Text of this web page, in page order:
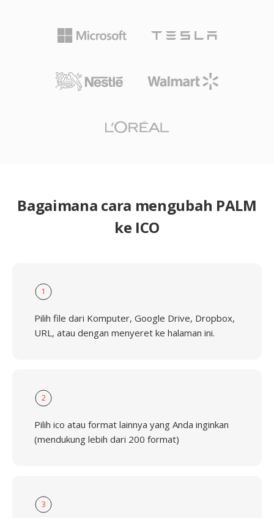
Bagaimana cara mengubah PALM
ke ICO
1
Pilih file dari Komputer, Google Drive, Dropbox,
URL, atau dengan menyeret ke halaman ini.
2
Pilih ico atau format lainnya yang Anda inginkan
(mendukung lebih dari 200 format)
3